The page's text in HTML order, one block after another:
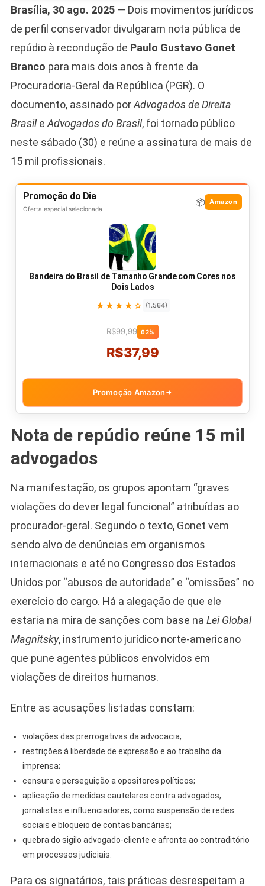
Brasília, 30 ago. 2025— Dois movimentos jurídicos
de perfil conservador divulgaram nota pública de
repúdio à recondução de Paulo Gustavo Gonet
Branco para mais dois anos à frente da
Procuradoria-Geral da República (PGR). O
documento, assinado porAdvogados de Direita
Brasile Advogados do Brasil, foi tornado público
neste sábado (30) e reúne a assinatura de mais de
15 mil profissionais.
Promoção do Dia
Oferta especial selecionada
📦 Amazon
Bandeira do Brasil de Tamanho Grande com Cores nos
Dois Lados
★★★★☆ (1.564)
R$99,99 62%
R$37,99
Promoção Amazon →
Nota de repúdio reúne 15 mil
advogados
Na manifestação, os grupos apontam “graves
violações do dever legal funcional” atribuídas ao
procurador-geral. Segundo o texto, Gonet vem
sendo alvo de denúncias em organismos
internacionais e até no Congresso dos Estados
Unidos por “abusos de autoridade” e “omissões” no
exercício do cargo. Há a alegação de que ele
estaria na mira de sanções com base na Lei Global
Magnitsky, instrumento jurídico norte-americano
que pune agentes públicos envolvidos em
violações de direitos humanos.
Entre as acusações listadas constam:
violações das prerrogativas da advocacia;
restrições à liberdade de expressão e ao trabalho da
imprensa;
censura e perseguição a opositores políticos;
aplicação de medidas cautelares contra advogados,
jornalistas e influenciadores, como suspensão de redes
sociais e bloqueio de contas bancárias;
quebra do sigilo advogado-cliente e afronta ao contraditório
em processos judiciais.
Para os signatários, tais práticas desrespeitam a